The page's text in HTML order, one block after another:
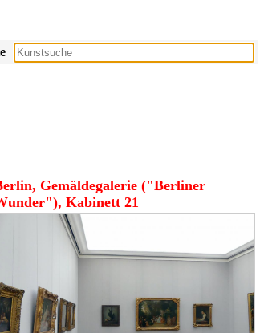
Gemäldegalerie ("Berliner
Kabinett 21